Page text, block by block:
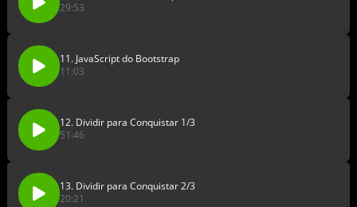
29:53
11. JavaScript do Bootstrap
11:03
12. Dividir para Conquistar 1/3
51:46
13. Dividir para Conquistar 2/3
20:21